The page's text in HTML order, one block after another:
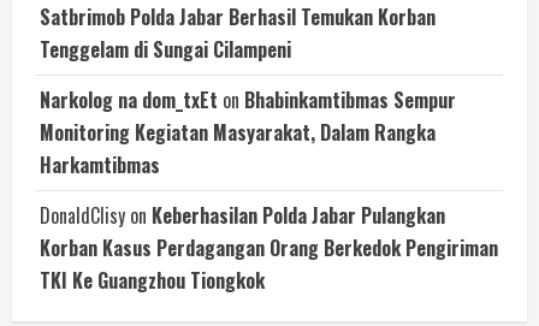
Satbrimob Polda Jabar Berhasil Temukan Korban
Tenggelam di Sungai Cilampeni
Narkolog na dom_txEt on Bhabinkamtibmas Sempur
Monitoring Kegiatan Masyarakat, Dalam Rangka
Harkamtibmas
DonaldClisy on Keberhasilan Polda Jabar Pulangkan
Korban Kasus Perdagangan Orang Berkedok Pengiriman
TKI Ke Guangzhou Tiongkok